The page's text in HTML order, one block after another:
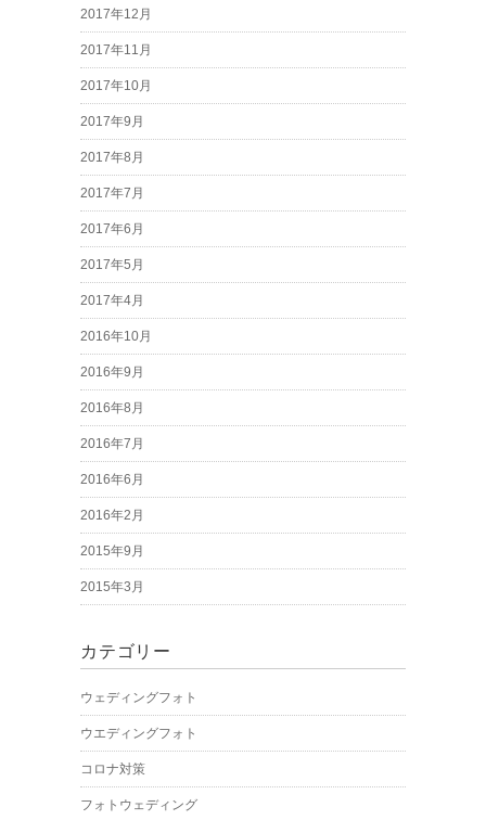
2017年12月
2017年11月
2017年10月
2017年9月
2017年8月
2017年7月
2017年6月
2017年5月
2017年4月
2016年10月
2016年9月
2016年8月
2016年7月
2016年6月
2016年2月
2015年9月
2015年3月
カテゴリー
ウェディングフォト
ウエディングフォト
コロナ対策
フォトウェディング